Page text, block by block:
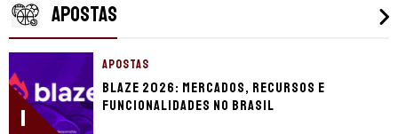
APOSTAS
1
APOSTAS
Blaze 2026: mercados, recursos e
funcionalidades no Brasil